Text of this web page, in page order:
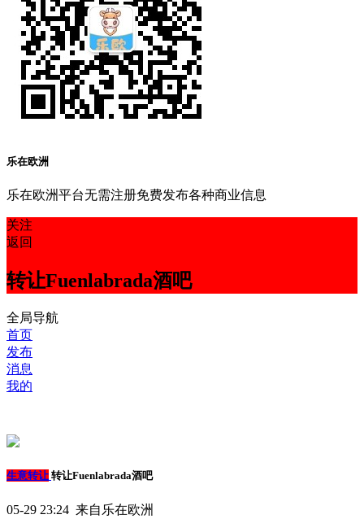
乐在欧洲
乐在欧洲平台无需注册免费发布各种商业信息
关注
返回
转让Fuenlabrada酒吧
全局导航
首页
发布
消息
我的
生意转让 转让Fuenlabrada酒吧
05-29 23:24 来自乐在欧洲